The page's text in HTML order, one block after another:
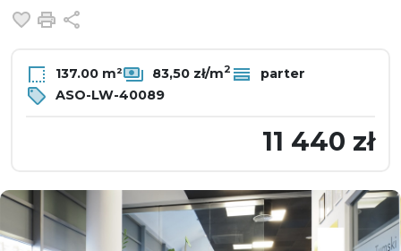
Dodaj do ulubionych
Drukuj
137.00 m² 83,50 zł/m2
parter
ASO-LW-40089
11 440 zł